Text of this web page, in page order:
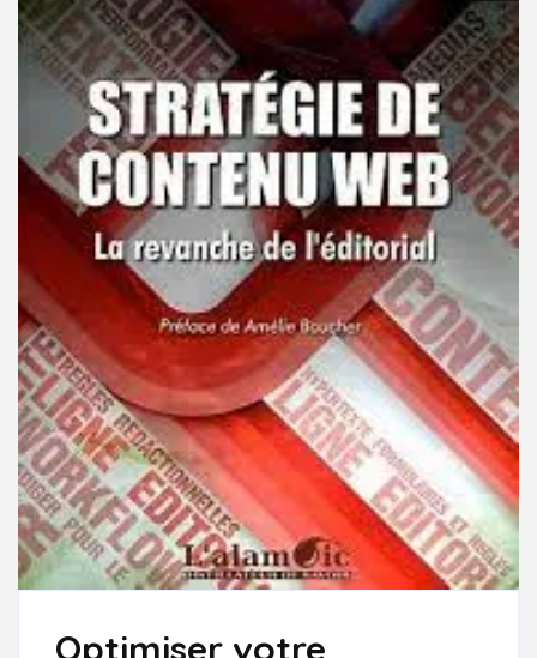
Optimiser votre